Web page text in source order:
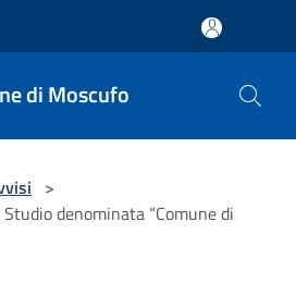
di Moscufo
>
denominata “Comune di